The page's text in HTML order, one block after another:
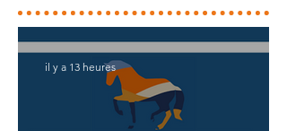
il y a 13 heures